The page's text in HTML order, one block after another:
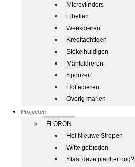
Microvlinders
Libellen
Weekdieren
Kreeftachtigen
Stekelhuidigen
Manteldieren
Sponzen
Holtedieren
Overig marien
Projecten
FLORON
Het Nieuwe Strepen
Witte gebieden
Staat deze plant er nog?